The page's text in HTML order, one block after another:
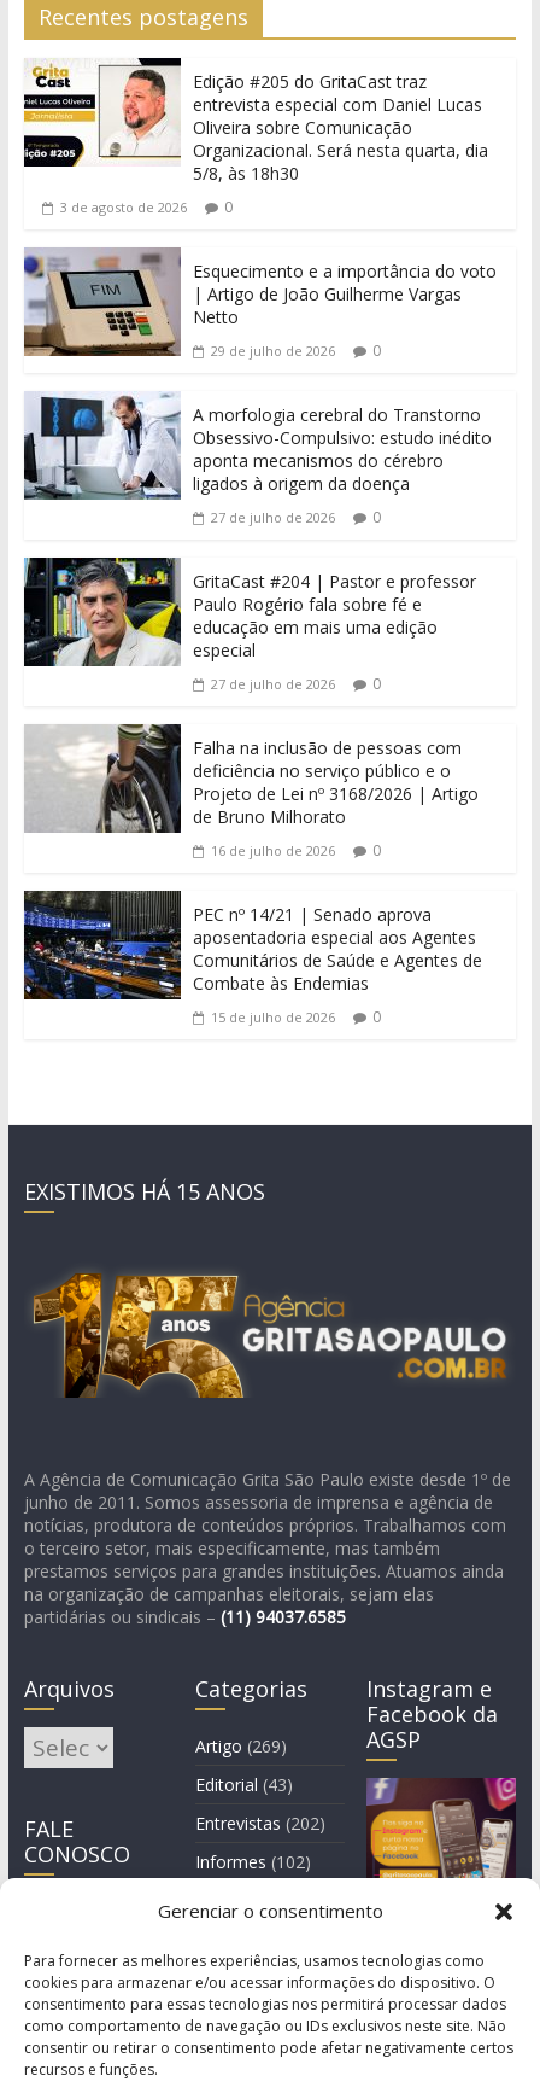
Gerenciar o consentimento
Para fornecer as melhores experiências, usamos tecnologias como
cookies para armazenar e/ou acessar informações do dispositivo. O
consentimento para essas tecnologias nos permitirá processar dados
como comportamento de navegação ou IDs exclusivos neste site. Não
consentir ou retirar o consentimento pode afetar negativamente certos
recursos e funções.
Recentes postagens
Edição #205 do GritaCast traz
entrevista especial com Daniel Lucas
Oliveira sobre Comunicação
Organizacional. Será nesta quarta, dia
5/8, às 18h30
3 de agosto de 2026 0
Esquecimento e a importância do voto
| Artigo de João Guilherme Vargas
Netto
29 de julho de 2026 0
A morfologia cerebral do Transtorno
Obsessivo-Compulsivo: estudo inédito
aponta mecanismos do cérebro
ligados à origem da doença
27 de julho de 2026 0
GritaCast #204 | Pastor e professor
Paulo Rogério fala sobre fé e
educação em mais uma edição
especial
27 de julho de 2026 0
Falha na inclusão de pessoas com
deficiência no serviço público e o
Projeto de Lei nº 3168/2026 | Artigo
de Bruno Milhorato
16 de julho de 2026 0
PEC nº 14/21 | Senado aprova
aposentadoria especial aos Agentes
Comunitários de Saúde e Agentes de
Combate às Endemias
15 de julho de 2026 0
EXISTIMOS HÁ 15 ANOS
A Agência de Comunicação Grita São Paulo existe desde 1º de
junho de 2011. Somos assessoria de imprensa e agência de
notícias, produtora de conteúdos próprios. Trabalhamos com
o terceiro setor, mais especificamente, mas também
prestamos serviços para grandes instituições. Atuamos ainda
na organização de campanhas eleitorais, sejam elas
partidárias ou sindicais – (11) 94037.6585
Arquivos
Arquivos
FALE
CONOSCO
Categorias
Artigo (269)
Editorial (43)
Entrevistas (202)
Informes (102)
Manchete
Instagram e
Facebook da
AGSP